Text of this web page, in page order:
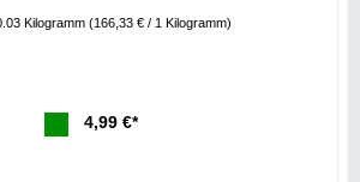
Kilogramm (166,33 € / 1 Kilogramm)
4,99 €*